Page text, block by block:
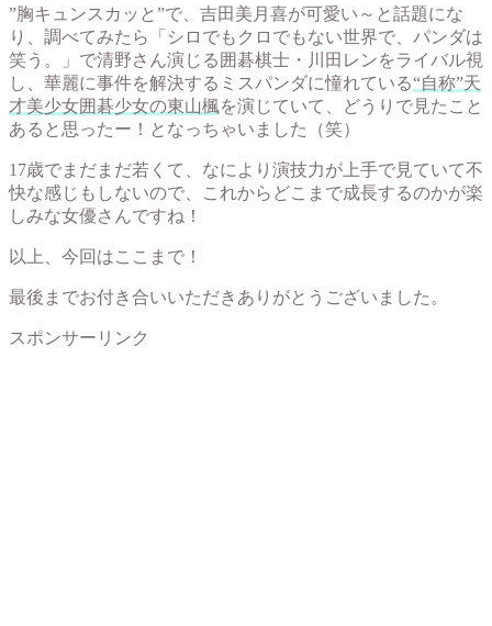
”胸キュンスカッと”で、吉田美月喜が可愛い～と話題にな
り、調べてみたら「シロでもクロでもない世界で、パンダは
笑う。」で清野さん演じる囲碁棋士・川田レンをライバル視
し、華麗に事件を解決するミスパンダに憧れている“自称”天
才美少女囲碁少女の東山楓を演じていて、どうりで見たこと
あると思ったー！となっちゃいました（笑）
17歳でまだまだ若くて、なにより演技力が上手で見ていて不
快な感じもしないので、これからどこまで成長するのかが楽
しみな女優さんですね！
以上、今回はここまで！
最後までお付き合いいただきありがとうございました。
スポンサーリンク